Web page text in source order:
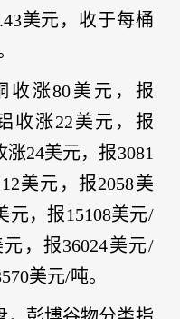
美元，收于每桶
收涨80美元，报
收涨22美元，报
24美元，报3081
美元，报2058美
元，报15108美元/
，报36024美元/
美元/吨。